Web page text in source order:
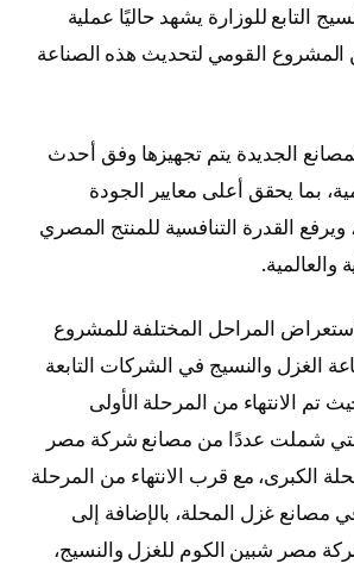
التابع للوزارة يشهد حاليًا عملية
القومي لتحديث هذه الصناعة
الجديدة يتم تجهيزها وفق أحدث
بما يحقق أعلى معايير الجودة
ويرفع القدرة التنافسية للمنتج المصري
والعالمية.
المراحل المختلفة للمشروع
الغزل والنسيج في الشركات التابعة
تم الانتهاء من المرحلة الأولى
شملت عددًا من مصانع شركة مصر
الكبرى، مع قرب الانتهاء من المرحلة
مصانع غزل المحلة، بالإضافة إلى
مصر شبين الكوم للغزل والنسيج،